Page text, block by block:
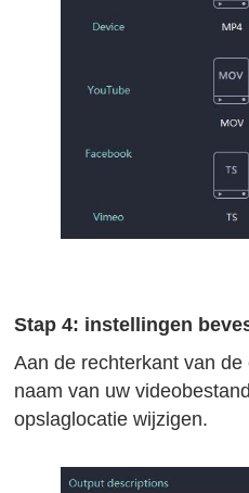
Stap 4: instellingen
Aan de rechterkant van
naam van uw
opslaglocatie wijzigen.